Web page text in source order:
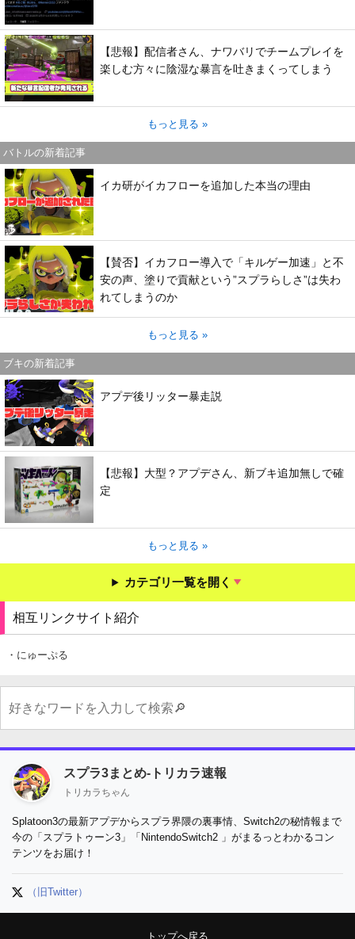
【悲報】配信者さん、ナワバリでチームプレイを
楽しむ方々に陰湿な暴言を吐きまくってしまう
もっと見る »
バトルの新着記事
イカ研がイカフローを追加した本当の理由
【賛否】イカフロー導入で「キルゲー加速」と不
安の声、塗りで貢献という”スプラらしさ”は失わ
れてしまうのか
もっと見る »
ブキの新着記事
アプデ後リッター暴走説
【悲報】大型？アプデさん、新ブキ追加無しで確
定
もっと見る »
カテゴリ一覧を開く
相互リンクサイト紹介
・にゅーぷる
スプラ3まとめ-トリカラ速報
トリカラちゃん
Splatoon3の最新アプデからスプラ界隈の裏事情、Switch2の秘情報まで
今の「スプラトゥーン3」「NintendoSwitch2 」がまるっとわかるコン
テンツをお届け！
（旧Twitter）
トップへ戻る